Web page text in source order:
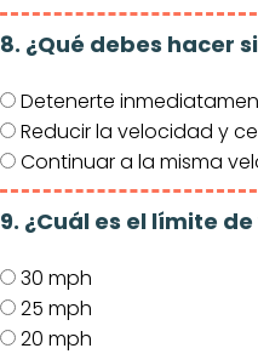
8. ¿Qué debes hacer
Detenerte
Reducir la velocidad y
Continuar a la misma
9. ¿Cuál es el límite
30 mph
25 mph
20 mph